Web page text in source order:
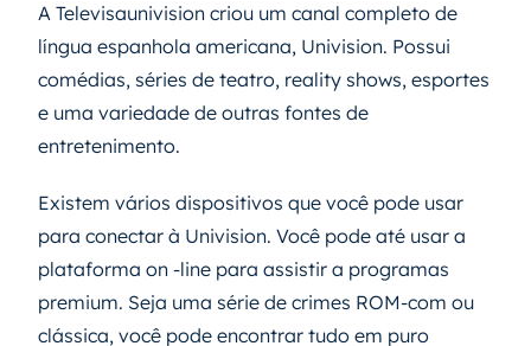
A Televisaunivision criou um canal completo de
língua espanhola americana, Univision. Possui
comédias, séries de teatro, reality shows, esportes
e uma variedade de outras fontes de
entretenimento.
Existem vários dispositivos que você pode usar
para conectar à Univision. Você pode até usar a
plataforma on -line para assistir a programas
premium. Seja uma série de crimes ROM-com ou
clássica, você pode encontrar tudo em puro